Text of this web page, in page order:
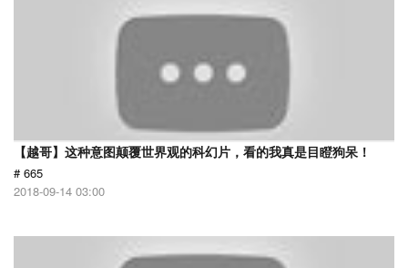
【越哥】这种意图颠覆世界观的科幻片，看的我真是目瞪狗呆！
# 665
2018-09-14 03:00